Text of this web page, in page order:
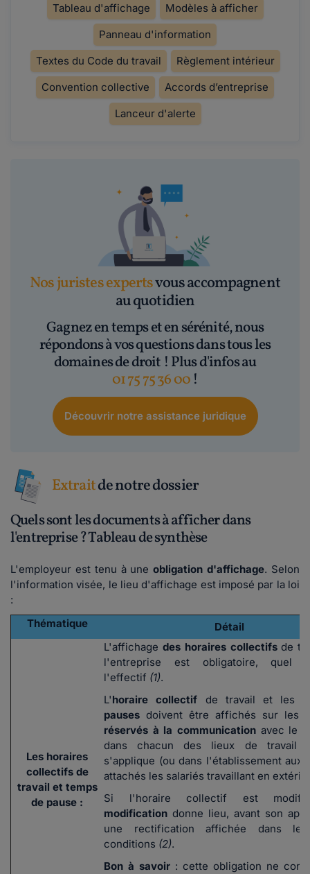
Tableau d'affichage
Modèles à afficher
Panneau d'information
Textes du Code du travail
Règlement intérieur
Convention collective
Accords d’entreprise
Lanceur d'alerte
Nos juristes expertsvous accompagnent
au quotidien
Gagnez en temps et en sérénité, nous
répondons à vos questions dans tous les
domaines de droit ! Plus d'infos au
01 75 75 36 00 !
Découvrir notre assistance juridique
Extraitde notre dossier
Quels sont les documents à afficher dans
l'entreprise ? Tableau de synthèse
L'employeur est tenu à uneobligation d'affichage. Selon
l'information visée, le lieu d'affichage est imposé par la loi
:
Thématique
Détail
Les horaires
collectifs de
travail et temps
de pause :
L'affichage des horaires collectifs de
l'entreprise est obligatoire, quel
l'effectif (1).
L'horaire collectif de travail et les
pauses doivent être affichés sur les
réservés à la communication avec le
dans chacun des lieux de travail
s'applique (ou dans l'établissement
attachés les salariés travaillant en
Si l'horaire collectif est
modification donne lieu, avant son
une rectification affichée dans les
conditions (2).
Bon à savoir : cette obligation ne